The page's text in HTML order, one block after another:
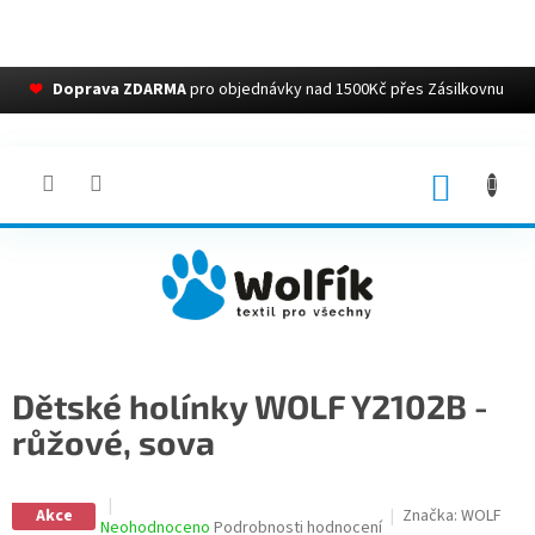
❤ Doprava ZDARMApro objednávky nad 1500Kč přes Zásilkovnu
Dětské holínky WOLF Y2102B -
růžové, sova
Akce
Průměrné
Neohodnoceno Podrobnosti hodnocení Značka: WOLF